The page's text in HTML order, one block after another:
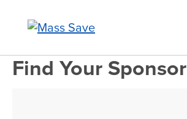
content
Buscar Mass Save
Find Your Sponsor